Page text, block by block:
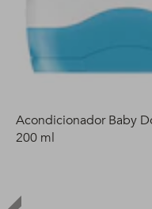
Acondicionador Baby
200 ml